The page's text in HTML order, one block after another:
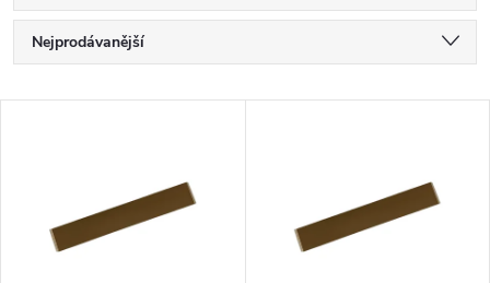
Ř
a
Nejprodávanější